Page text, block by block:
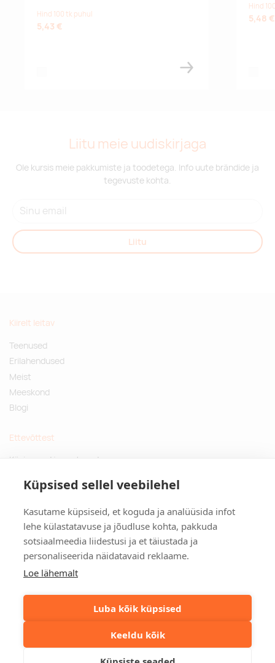
Küpsised sellel veebilehel
Kasutame küpsiseid, et koguda ja analüüsida infot
lehe külastatavuse ja jõudluse kohta, pakkuda
sotsiaalmeedia liidestusi ja et täiustada ja
personaliseerida näidatavaid reklaame.
Loe lähemalt
Luba kõik küpsised
Keeldu kõik
Hind 100 tk puhul
5,43 €
Hind
5,48 €
Liitu meie uudiskirjaga
Ole kursis meie pakkumiste ja toodetega. Info uute brändide ja
tegevuste kohta.
Liitu
Kiirelt leitav
Teenused
Erilahendused
Meist
Meeskond
Blogi
Ettevõttest
Küsimused ja vastused
Privaatsuspoliitika
Kontakt
Tulika põik 3, Tallinn
info@kinkston.ee
+372 6989 100
Sotsiaalmeedia
©2026. Kinkston. Kõik õigused kaitstud.